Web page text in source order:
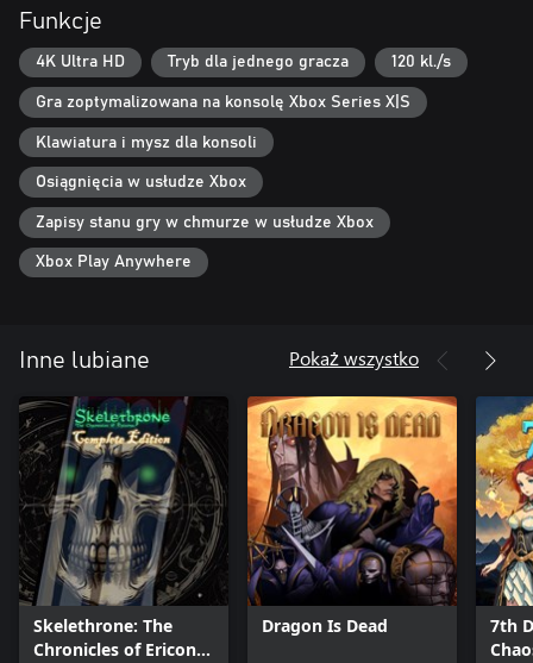
tajemnice, skarby i potworności.
Funkcje
4K Ultra HD Tryb dla jednego gracza 120 kl./s
Gra zoptymalizowana na konsolę Xbox Series X|S
Klawiatura i mysz dla konsoli
Osiągnięcia w usłudze Xbox
Zapisy stanu gry w chmurze w usłudze Xbox
Xbox Play Anywhere
Inne lubiane Pokaż wszystko
Skelethrone: The
Chronicles of Ericona
Dragon Is Dead
7th